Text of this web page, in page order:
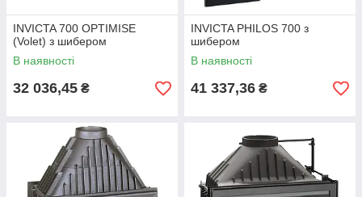
INVICTA 700 OPTIMISE
(Volet) з шибером
В наявності
32 036,45 ₴
INVICTA PHILOS 700 з
шибером
В наявності
41 337,36 ₴